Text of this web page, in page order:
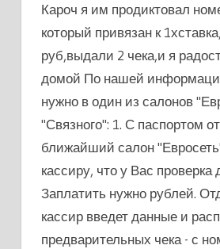
Кароч я им продиктовал
который привязан к
руб,выдали 2 чека,и я
домой По нашей
нужно в один из салонов
"Связного": 1. С паспортом
ближайший салон
кассиру, что у Вас проверка
Заплатить нужно рублей.
кассир введет данные и
предварительных чека - с